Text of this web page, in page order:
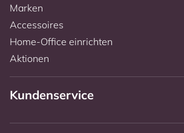
Marken
Accessoires
Home-Office einrichten
Aktionen
Kundenservice